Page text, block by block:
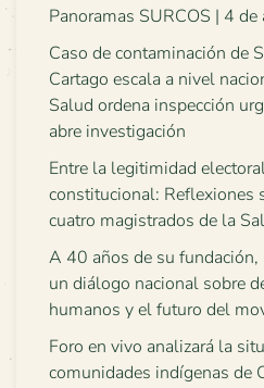
Panoramas SURCOS | 4
Caso de contaminación de
Cartago escala a nivel
Salud ordena inspección
abre investigación
Entre la legitimidad
constitucional: Reflexiones
cuatro magistrados de la
A 40 años de su fundación,
un diálogo nacional sobre
humanos y el futuro del
Foro en vivo analizará la
comunidades indígenas de